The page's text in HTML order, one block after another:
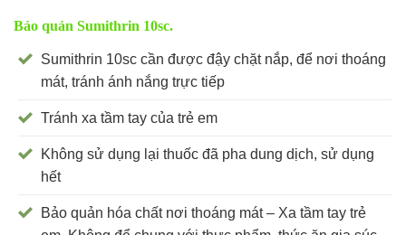
Bảo quản Sumithrin 10sc.
Sumithrin 10sc cần được đậy chặt nắp, để nơi thoáng
mát, tránh ánh nắng trực tiếp
Tránh xa tầm tay của trẻ em
Không sử dụng lại thuốc đã pha dung dịch, sử dụng
hết
Bảo quản hóa chất nơi thoáng mát – Xa tầm tay trẻ